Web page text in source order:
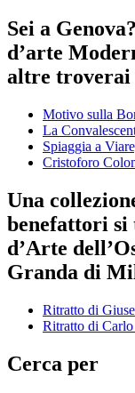
Sei a
d’arte
altre troverai
Motivo sulla
La
Spiaggia a
Cristoforo
Una
benefattori si
d’Arte
Granda di
Ritratto di
Ritratto di
Cerca per